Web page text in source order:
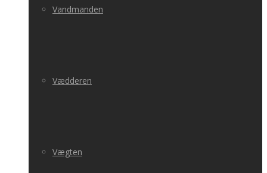
Vandmanden
Vædderen
Vægten